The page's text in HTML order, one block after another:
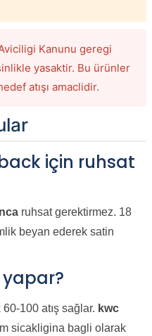
Kanunu geregi
yasaktir. Bu ürünler
atışı amaclidir.
için ruhsat
ruhsat gerektirmez. 18
beyan ederek satin
100 atış sağlar. kwc
sicakligina bagli olarak